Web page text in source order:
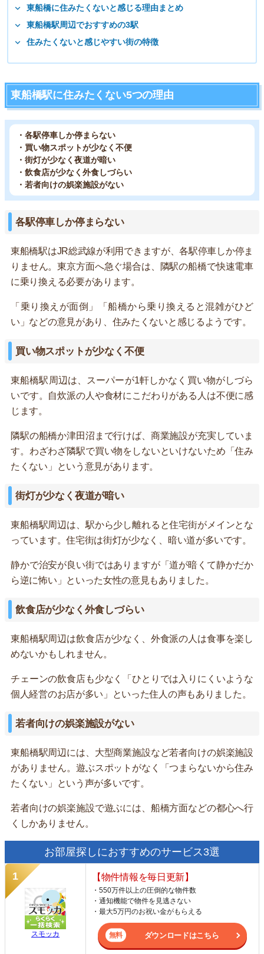
東船橋に住みたくないと感じる理由まとめ
東船橋駅周辺でおすすめの3駅
住みたくないと感じやすい街の特徴
東船橋駅に住みたくない5つの理由
・各駅停車しか停まらない
・買い物スポットが少なく不便
・街灯が少なく夜道が暗い
・飲食店が少なく外食しづらい
・若者向けの娯楽施設がない
各駅停車しか停まらない
東船橋駅はJR総武線が利用できますが、各駅停車しか停ま
りません。東京方面へ急ぐ場合は、隣駅の船橋で快速電車
に乗り換える必要があります。
「乗り換えが面倒」「船橋から乗り換えると混雑がひど
い」などの意見があり、住みたくないと感じるようです。
買い物スポットが少なく不便
東船橋駅周辺は、スーパーが1軒しかなく買い物がしづら
いです。自炊派の人や食材にこだわりがある人は不便に感
じます。
隣駅の船橋か津田沼まで行けば、商業施設が充実していま
す。わざわざ隣駅で買い物をしないといけないため「住み
たくない」という意見があります。
街灯が少なく夜道が暗い
東船橋駅周辺は、駅から少し離れると住宅街がメインとな
っています。住宅街は街灯が少なく、暗い道が多いです。
静かで治安が良い街ではありますが「道が暗くて静かだか
ら逆に怖い」といった女性の意見もありました。
飲食店が少なく外食しづらい
東船橋駅周辺は飲食店が少なく、外食派の人は食事を楽し
めないかもしれません。
チェーンの飲食店も少なく「ひとりでは入りにくいような
個人経営のお店が多い」といった住人の声もありました。
若者向けの娯楽施設がない
東船橋駅周辺には、大型商業施設など若者向けの娯楽施設
がありません。遊ぶスポットがなく「つまらないから住み
たくない」という声が多いです。
若者向けの娯楽施設で遊ぶには、船橋方面などの都心へ行
くしかありません。
お部屋探しにおすすめのサービス3選
スモッカ
【物件情報を毎日更新】
・550万件以上の圧倒的な物件数
・通知機能で物件を見逃さない
・最大5万円のお祝い金がもらえる
ダウンロードはこちら